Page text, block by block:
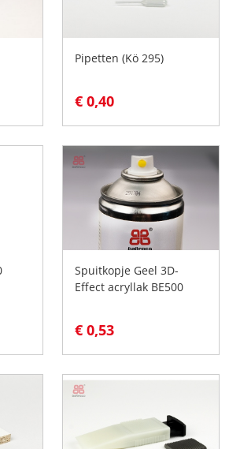
Pipetten (Kö 295)
€ 0,40
Spuitkopje Geel 3D-
Effect acryllak BE500
€ 0,53